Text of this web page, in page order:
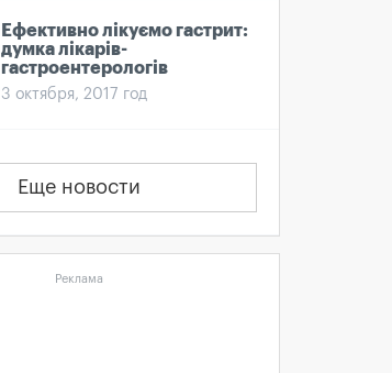
Ефективно лікуємо гастрит:
думка лікарів-
гастроентерологів
3 октября, 2017 год
Еще новости
Реклама